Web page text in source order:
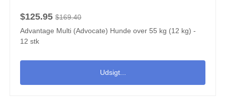
$125.95 $169.40
Advantage Multi (Advocate) Hunde over 55 kg (12 kg) -
12 stk
Udsigt...